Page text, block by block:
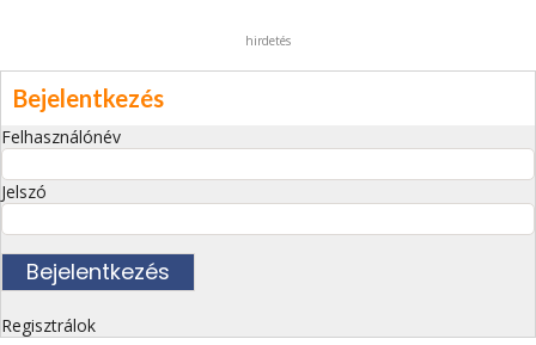
hirdetés
Bejelentkezés
Felhasználónév
Jelszó
Regisztrálok